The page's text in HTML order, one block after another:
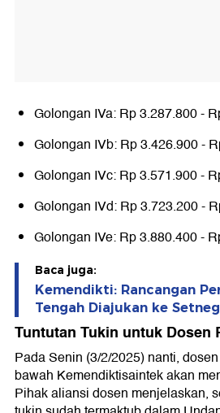
Golongan IVa: Rp 3.287.800 -
Golongan IVb: Rp 3.426.900 -
Golongan IVc: Rp 3.571.900 -
Golongan IVd: Rp 3.723.200 -
Golongan IVe: Rp 3.880.400 -
Baca juga:
Kemendikti: Rancangan
Tengah Diajukan ke Setneg
Tuntutan Tukin untuk Dosen
Pada Senin (3/2/2025) nanti,
bawah Kemendiktisaintek akan
Pihak aliansi dosen menjelaskan,